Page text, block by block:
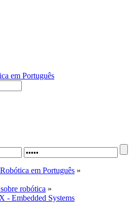
em Português
em Português »
robótica »
- Embedded Systems